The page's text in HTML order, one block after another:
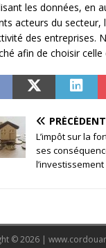
les données, en
acteurs du secteur,
des entreprises.
afin de choisir
PRÉCÉDENT
L’impôt sur la
ses
© 2026 |